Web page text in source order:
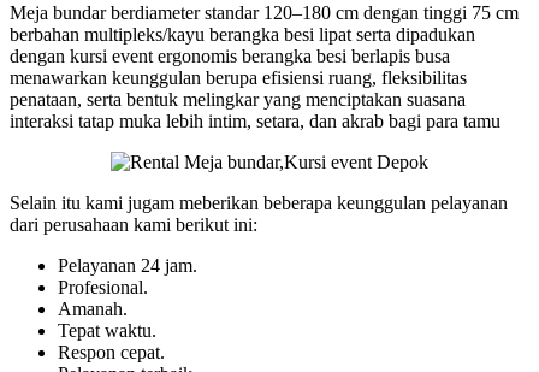
Meja bundar berdiameter standar 120–180 cm dengan tinggi 75 cm
berbahan multipleks/kayu berangka besi lipat serta dipadukan
dengan kursi event ergonomis berangka besi berlapis busa
menawarkan keunggulan berupa efisiensi ruang, fleksibilitas
penataan, serta bentuk melingkar yang menciptakan suasana
interaksi tatap muka lebih intim, setara, dan akrab bagi para tamu
Selain itu kami jugam meberikan beberapa keunggulan pelayanan
dari perusahaan kami berikut ini:
Pelayanan 24 jam.
Profesional.
Amanah.
Tepat waktu.
Respon cepat.